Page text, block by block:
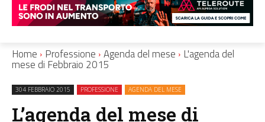
Home Professione Agenda del mese L'agenda del
mese di Febbraio 2015
304 FEBBRAIO 2015 PROFESSIONE AGENDA DEL MESE
L’agenda del mese di